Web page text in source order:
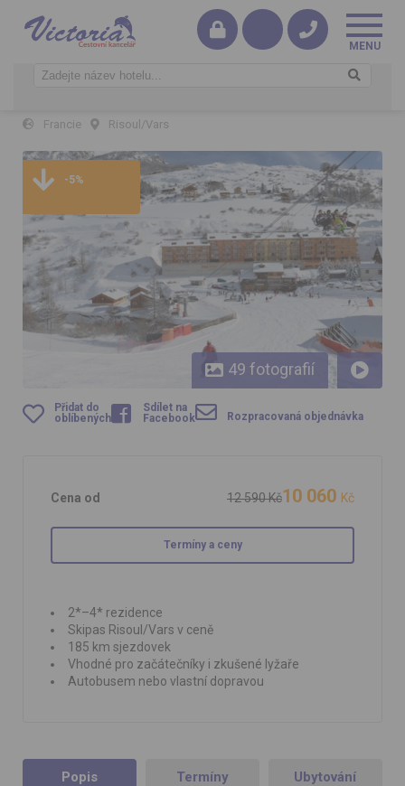
Francie Risoul/Vars
Vars/Risoul – Pra St. Marie - Olympijská sjezdovka a pohled na
Vars - část St. Marie
-5%
49 fotografií
Přidat do
oblíbených
Sdílet na
Facebook
Rozpracovaná objednávka
Cena od 12 590 Kč10 060 Kč
Termíny a ceny
2*–4* rezidence
Skipas Risoul/Vars v ceně
185 km sjezdovek
Vhodné pro začátečníky i zkušené lyžaře
Autobusem nebo vlastní dopravou
Popis Termíny Ubytování